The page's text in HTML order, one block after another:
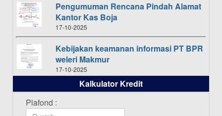
Pengumuman Rencana Pindah Alamat
Kantor Kas Boja
17-10-2025
Kebijakan keamanan informasi PT BPR
weleri Makmur
17-10-2025
Daftar Pemenang Undian TAMASHA
Bulan Oktober 2025
16-10-2025
Kalkulator Kredit
Plafond :